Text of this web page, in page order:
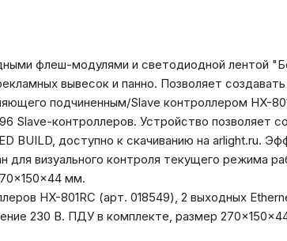
флеш-модулями и светодиодной лентой
вывесок и панно. Позволяет
подчиненным/Slave контроллером HX-
контроллеров. Устройство позволяет
BUILD, доступно к скачиванию на arlight.ru.
визуального контроля текущего режима
мм.
HX-801RC (арт. 018549), 2 выходных
230 В. ПДУ в комплекте, размер